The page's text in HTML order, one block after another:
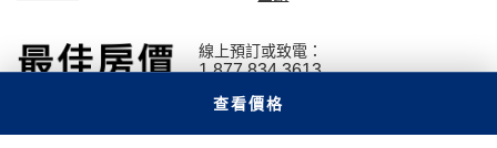
查看價格
線上預訂或致電：
1 877 834 3613